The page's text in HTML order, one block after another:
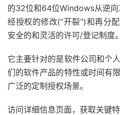
的32位和64位Windows从逆
经授权的修改(“开裂”)和再分
安全的和灵活的许可/登记制度。
它主要针对的是软件公司和个
们的软件产品的特性或时间有
广泛的定制授权场景。
访问详细信息页面，获取关键特